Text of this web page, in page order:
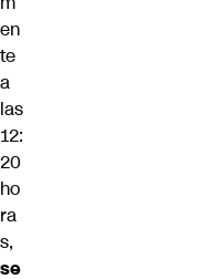
en
te
a
las
12:
20
ho
ra
s,
se